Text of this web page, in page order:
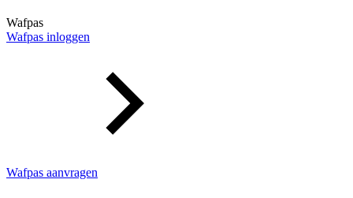
Wafpas
Wafpas inloggen
Wafpas aanvragen